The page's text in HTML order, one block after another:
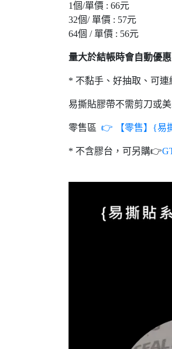
1個/單價 : 66元
32個/ 單價 : 57元
64個 / 單價 : 56元
量大於結帳時會自動優惠
* 不黏手、好抽取、可連
易撕貼膠帶不需剪刀或
零售區 👉 【零售】{易
* 不含膠台，可另購👉